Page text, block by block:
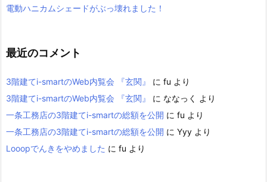
電動ハニカムシェードがぶっ壊れました！
最近のコメント
3階建てi-smartのWeb内覧会 『玄関』 に fu より
3階建てi-smartのWeb内覧会 『玄関』
に ななっく
より
一条工務店の3階建てi-smartの総額を公開 に fu より
一条工務店の3階建てi-smartの総額を公開 に Yyy より
Looopでんきをやめました に fu より